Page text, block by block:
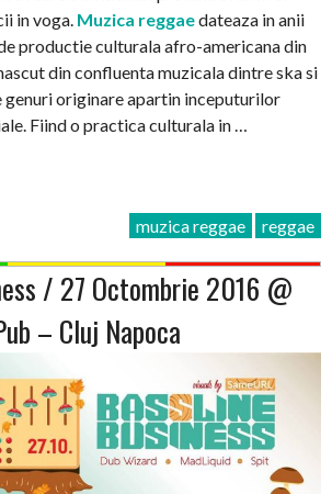
in voga. Muzica reggaedateaza in anii
productie culturala afro-americana din
din confluenta muzicala dintre ska si
originare apartin inceputurilor
Fiind o practica culturala in …
muzica reggae reggae
/ 27 Octombrie 2016 @
– Cluj Napoca